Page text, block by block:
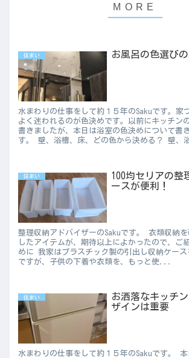
住まい お風呂の色選び
水まわりの仕事をして約１５年のSakuです。家
よく迷われるのが色決めです。以前にキッチン
書きましたが、本日は浴室の色決めについて書
す。 壁、浴槽、床、どの色から決める？ 壁、
住まい
100均セリアの整
ースが便利！
整理収納アドバイザーのSakuです。 衣類収納
したアイテムが、期待以上によかったので、
めに 我家はプラスチック製の引出し収納ケース
ですが、子供の下着や衣類を、もっと使...
住まい
お洒落なキッチ
ザインは重要
水まわりの仕事をして約１５年のSakuです。